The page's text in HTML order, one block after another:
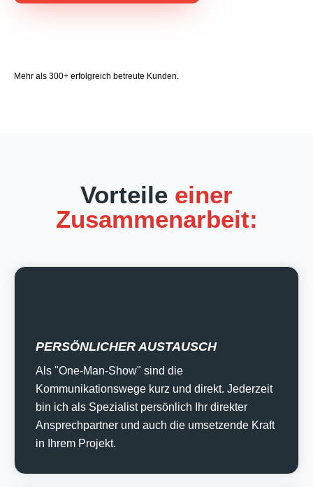
Mehr als 300+ erfolgreich betreute Kunden.
Vorteile einer
Zusammenarbeit:
PERSÖNLICHER AUSTAUSCH
Als "One-Man-Show" sind die
Kommunikationswege kurz und direkt. Jederzeit
bin ich als Spezialist persönlich Ihr direkter
Ansprechpartner und auch die umsetzende Kraft
in Ihrem Projekt.